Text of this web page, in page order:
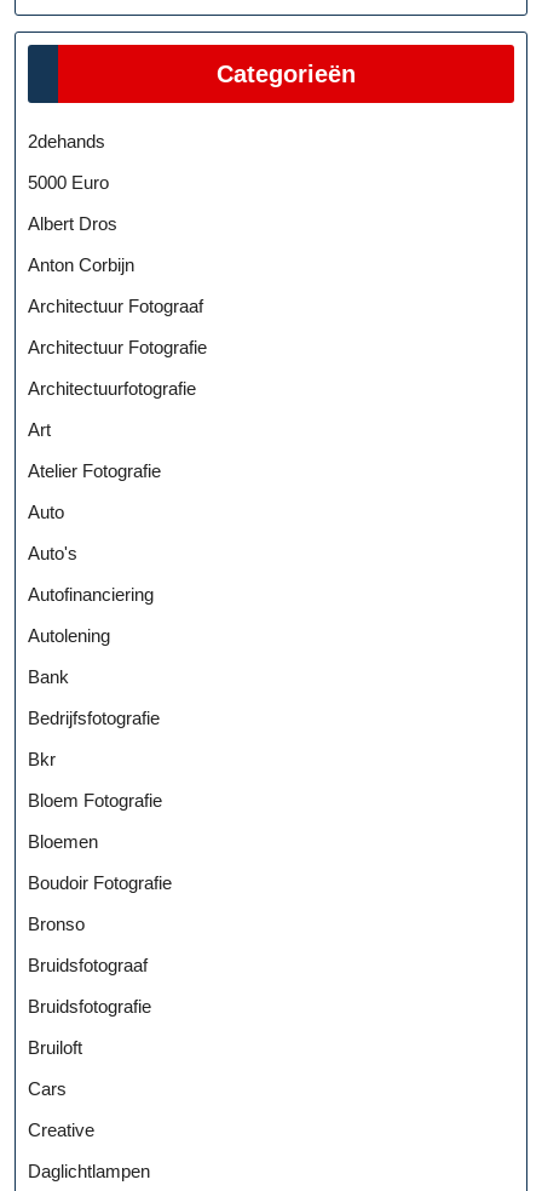
Categorieën
2dehands
5000 Euro
Albert Dros
Anton Corbijn
Architectuur Fotograaf
Architectuur Fotografie
Architectuurfotografie
Art
Atelier Fotografie
Auto
Auto's
Autofinanciering
Autolening
Bank
Bedrijfsfotografie
Bkr
Bloem Fotografie
Bloemen
Boudoir Fotografie
Bronso
Bruidsfotograaf
Bruidsfotografie
Bruiloft
Cars
Creative
Daglichtlampen